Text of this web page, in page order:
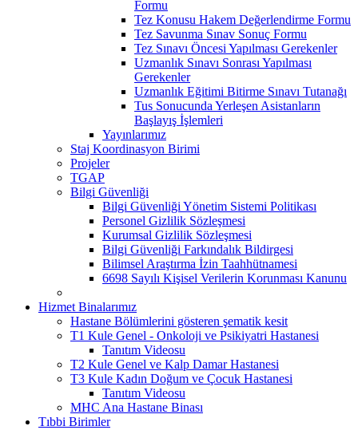
Formu
Tez Konusu Hakem Değerlendirme Formu
Tez Savunma Sınav Sonuç Formu
Tez Sınavı Öncesi Yapılması Gerekenler
Uzmanlık Sınavı Sonrası Yapılması
Gerekenler
Uzmanlık Eğitimi Bitirme Sınavı Tutanağı
Tus Sonucunda Yerleşen Asistanların
Başlayış İşlemleri
Yayınlarımız
Staj Koordinasyon Birimi
Projeler
TGAP
Bilgi Güvenliği
Bilgi Güvenliği Yönetim Sistemi Politikası
Personel Gizlilik Sözleşmesi
Kurumsal Gizlilik Sözleşmesi
Bilgi Güvenliği Farkındalık Bildirgesi
Bilimsel Araştırma İzin Taahhütnamesi
6698 Sayılı Kişisel Verilerin Korunması Kanunu
Hizmet Binalarımız
Hastane Bölümlerini gösteren şematik kesit
T1 Kule Genel - Onkoloji ve Psikiyatri Hastanesi
Tanıtım Videosu
T2 Kule Genel ve Kalp Damar Hastanesi
T3 Kule Kadın Doğum ve Çocuk Hastanesi
Tanıtım Videosu
MHC Ana Hastane Binası
Tıbbi Birimler